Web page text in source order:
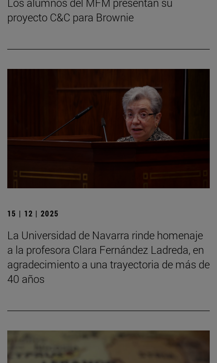
proyecto C&C para Brownie
15 | 12 | 2025
La Universidad de Navarra rinde homenaje
a la profesora Clara Fernández Ladreda, en
agradecimiento a una trayectoria de más de
40 años